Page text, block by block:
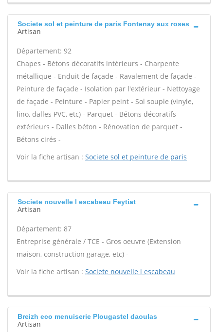
Societe sol et peinture de paris Fontenay aux roses
Artisan
Département: 92
Chapes - Bétons décoratifs intérieurs - Charpente
métallique - Enduit de façade - Ravalement de façade -
Peinture de façade - Isolation par l'extérieur - Nettoyage
de façade - Peinture - Papier peint - Sol souple (vinyle,
lino, dalles PVC, etc) - Parquet - Bétons décoratifs
extérieurs - Dalles béton - Rénovation de parquet -
Bétons cirés -
Voir la fiche artisan : Societe sol et peinture de paris
Societe nouvelle l escabeau Feytiat
Artisan
Département: 87
Entreprise générale / TCE - Gros oeuvre (Extension
maison, construction garage, etc) -
Voir la fiche artisan : Societe nouvelle l escabeau
Breizh eco menuiserie Plougastel daoulas
Artisan